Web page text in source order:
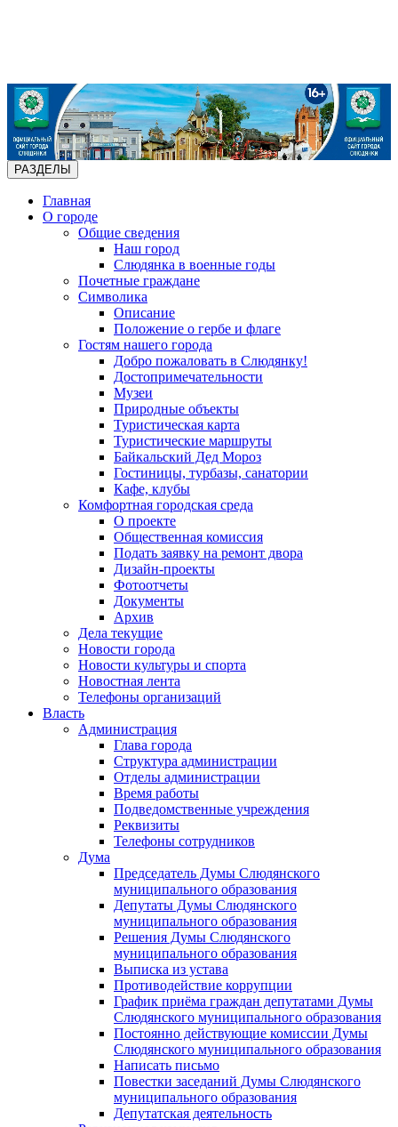
РАЗДЕЛЫ
Главная
О городе
Общие сведения
Наш город
Слюдянка в военные годы
Почетные граждане
Символика
Описание
Положение о гербе и флаге
Гостям нашего города
Добро пожаловать в Слюдянку!
Достопримечательности
Музеи
Природные объекты
Туристическая карта
Туристические маршруты
Байкальский Дед Мороз
Гостиницы, турбазы, санатории
Кафе, клубы
Комфортная городская среда
О проекте
Общественная комиссия
Подать заявку на ремонт двора
Дизайн-проекты
Фотоотчеты
Документы
Архив
Дела текущие
Новости города
Новости культуры и спорта
Новостная лента
Телефоны организаций
Власть
Администрация
Глава города
Структура администрации
Отделы администрации
Время работы
Подведомственные учреждения
Реквизиты
Телефоны сотрудников
Дума
Председатель Думы Слюдянского
муниципального образования
Депутаты Думы Слюдянского
муниципального образования
Решения Думы Слюдянского
муниципального образования
Выписка из устава
Противодействие коррупции
График приёма граждан депутатами Думы
Слюдянского муниципального образования
Постоянно действующие комиссии Думы
Слюдянского муниципального образования
Написать письмо
Повестки заседаний Думы Слюдянского
муниципального образования
Депутатская деятельность